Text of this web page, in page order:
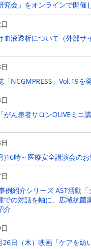
究会」をオンラインで開催
血液透析について（外部サ
「NCGMPRESS」Vol.19を
がん患者サロンOLIVEミニ
)16時～医療安全講演会の
例紹介シリーズ AST活動
での対話を軸に、広域抗菌
介
26日（木）映画「ケアを紡